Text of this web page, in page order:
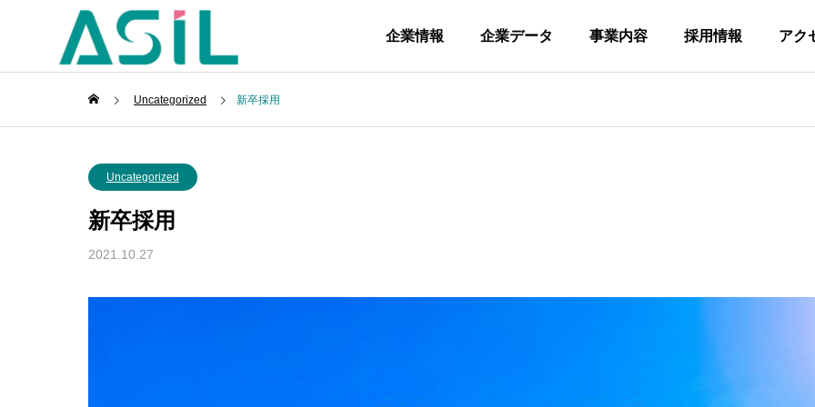
企業情報 企業データ 事業内容 採用情報 アク
Uncategorized 新卒採用
Uncategorized
新卒採用
2021.10.27